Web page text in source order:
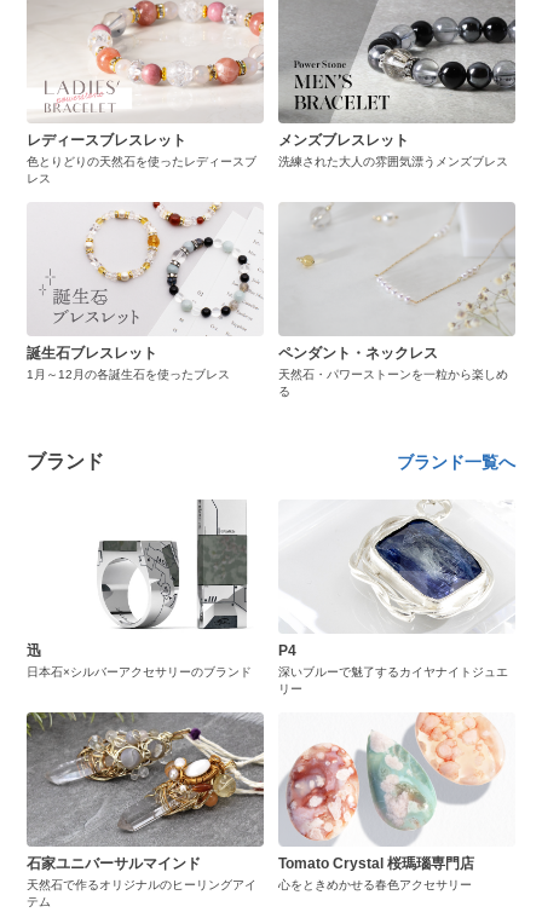
レディースブレスレット
色とりどりの天然石を使ったレディースブ
レス
メンズブレスレット
洗練された大人の雰囲気漂うメンズブレス
誕生石ブレスレット
1月～12月の各誕生石を使ったブレス
ペンダント・ネックレス
天然石・パワーストーンを一粒から楽しめ
る
ブランド ブランド一覧へ
迅
日本石×シルバーアクセサリーのブランド
P4
深いブルーで魅了するカイヤナイトジュエ
リー
石家ユニバーサルマインド
天然石で作るオリジナルのヒーリングアイ
テム
Tomato Crystal 桜瑪瑙専門店
心をときめかせる春色アクセサリー